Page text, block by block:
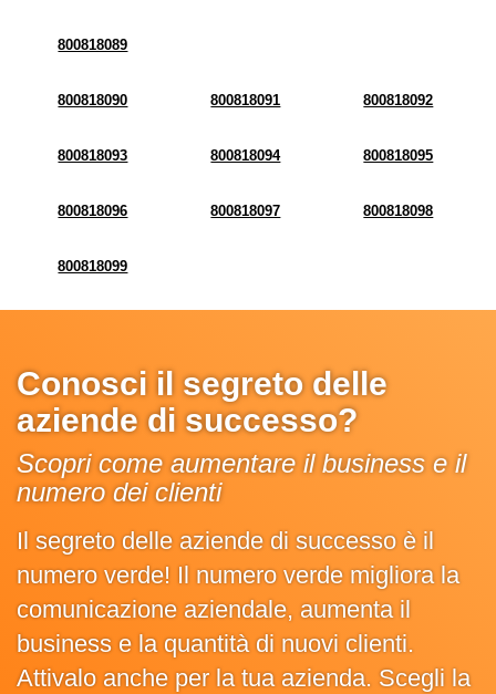
800818089
800818090 800818091 800818092
800818093 800818094 800818095
800818096 800818097 800818098
800818099
Conosci il segreto delle
aziende di successo?
Scopri come aumentare il business e il
numero dei clienti
Il segreto delle aziende di successo è il
numero verde! Il numero verde migliora la
comunicazione aziendale, aumenta il
business e la quantità di nuovi clienti.
Attivalo anche per la tua azienda. Scegli la